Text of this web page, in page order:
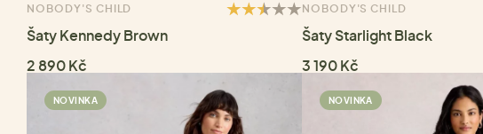
NOBODY'S CHILD
Šaty Kennedy Brown
2 890 Kč
NOBODY'S CHILD
Šaty Starlight Black
3 190 Kč
NOVINKA NOVINKA